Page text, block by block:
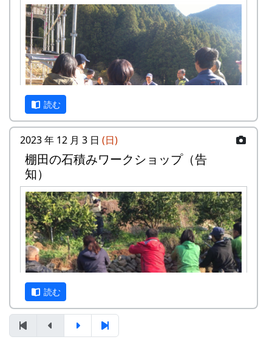
京都府立大学歴史学科文化遺産調査報
告会
『岩座神の歴史と文化』
日時・場所
日時 : 2024年6月15日（土） 13:00 - 16:30
場所 : 岩座神公会堂
プログラム
岩座神における棚田景観の現状と課題
武庫川女子大学大学院建築学研究科専攻
来栖萌々子
～
京都府立大学文学部歴史学科4回生 橋本
唯
岩座神地区文書からみた江戸時代の神光寺と
家族
京都府立大学文学部歴史学科教授 東昇
京都府立大学文学部歴史学科4回生 渡部
凌空・小島慧音
多可町の寺社建築 ～五霊神社を中心に～
京都府立大学文学部歴史学科教授 岸泰子
読む
2023 年 12 月 3 日 (日)
棚⽥の⽯積みワークショップ（告
知）
読む